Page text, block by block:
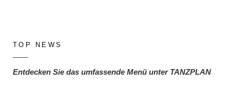
TOP NEWS
Entdecken Sie das umfassende Menü unter TANZPLAN